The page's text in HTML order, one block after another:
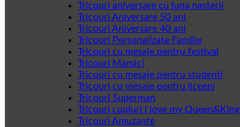
Tricouri aniversare cu luna nasterii
Tricouri Aniversare 50 ani
Tricouri Aniversare 40 ani
Tricouri Personalizate Familie
Tricouri cu mesaje pentru festival
Tricouri Mamici
Tricouri cu mesaje pentru studenti
Tricouri cu mesaje pentru liceeni
Tricouri Superman
Tricouri cupluri I love my Queen&King
Tricouri Amuzante